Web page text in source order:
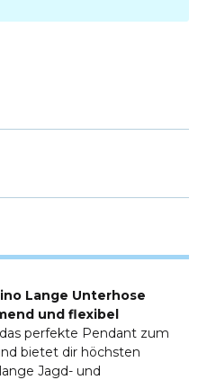
Lange Unterhose
und flexibel
perfekte Pendant zum
bietet dir höchsten
Jagd- und